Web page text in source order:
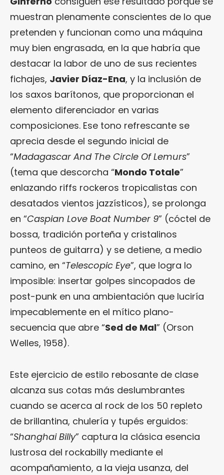
muestran plenamente conscientes de lo que
pretenden y funcionan como una máquina
muy bien engrasada, en la que habría que
destacar la labor de uno de sus recientes
fichajes, Javier Díaz-Ena, y la inclusión de
los saxos barítonos, que proporcionan el
elemento diferenciador en varias
composiciones. Ese tono refrescante se
aprecia desde el segundo inicial de
“Madagascar And The Circle Of Lemurs”
(tema que descorcha “Mondo Totale”
enlazando riffs rockeros tropicalistas con
desatados vientos jazzísticos), se prolonga
en “Caspian Love Boat Number 9” (cóctel de
bossa, tradición porteña y cristalinos
punteos de guitarra) y se detiene, a medio
camino, en “Telescopic Eye”, que logra lo
imposible: insertar golpes sincopados de
post-punk en una ambientación que luciría
impecablemente en el mítico plano-
secuencia que abre “Sed de Mal” (Orson
Welles, 1958).
Este ejercicio de estilo rebosante de clase
alcanza sus cotas más deslumbrantes
cuando se acerca al rock de los 50 repleto
de brillantina, chulería y tupés erguidos:
“Shanghai Billy” captura la clásica esencia
lustrosa del rockabilly mediante el
acompañamiento, a la vieja usanza, del